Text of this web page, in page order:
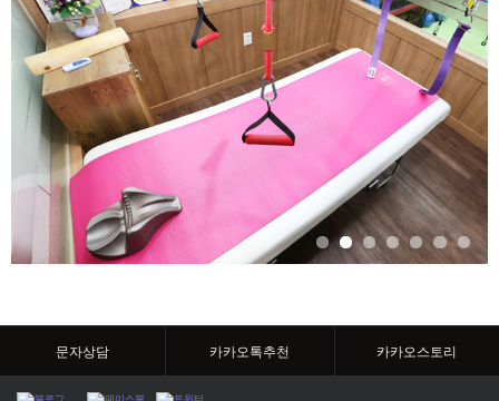
문자상담 카카오톡추천 카카오스토리